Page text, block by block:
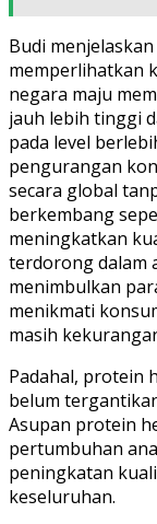
Budi
memperlihatkan
negara maju
jauh lebih tinggi
pada level
pengurangan
secara global
berkembang
meningkatkan
terdorong dalam
menimbulkan
menikmati
masih
Padahal, protein
belum
Asupan protein
pertumbuhan
peningkatan
keseluruhan.